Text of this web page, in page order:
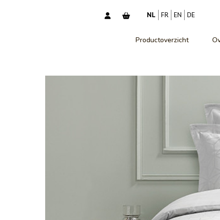
NL FR EN DE
Productoverzicht